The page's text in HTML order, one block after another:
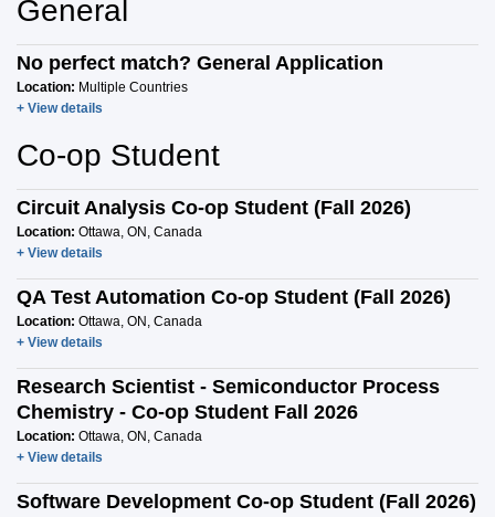
General
No perfect match? General Application
Location: Multiple Countries
+ View details
Co-op Student
Circuit Analysis Co-op Student (Fall 2026)
Location: Ottawa, ON, Canada
+ View details
QA Test Automation Co-op Student (Fall 2026)
Location: Ottawa, ON, Canada
+ View details
Research Scientist - Semiconductor Process
Chemistry - Co-op Student Fall 2026
Location: Ottawa, ON, Canada
+ View details
Software Development Co-op Student (Fall 2026)